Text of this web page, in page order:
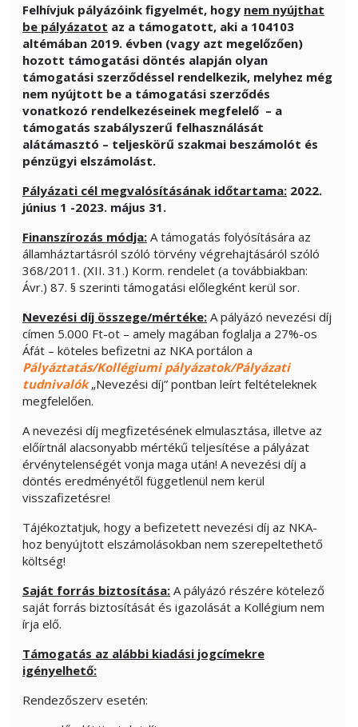
Felhívjuk pályázóink figyelmét, hogy nem nyújthat
be pályázatot az a támogatott, aki a 104103
altémában 2019. évben (vagy azt megelőzően)
hozott támogatási döntés alapján olyan
támogatási szerződéssel rendelkezik, melyhez még
nem nyújtott be a támogatási szerződés
vonatkozó rendelkezéseinek megfelelő – a
támogatás szabályszerű felhasználását
alátámasztó – teljeskörű szakmai beszámolót és
pénzügyi elszámolást.
Pályázati cél megvalósításának időtartama: 2022.
június 1 -2023. május 31.
Finanszírozás módja: A támogatás folyósítására az
államháztartásról szóló törvény végrehajtásáról szóló
368/2011. (XII. 31.) Korm. rendelet (a továbbiakban:
Ávr.) 87. § szerinti támogatási előlegként kerül sor.
Nevezési díj összege/mértéke: A pályázó nevezési díj
címen 5.000 Ft-ot – amely magában foglalja a 27%-os
Áfát – köteles befizetni az NKA portálon a
Pályáztatás/Kollégiumi pályázatok/Pályázati
tudnivalók „Nevezési díj” pontban leírt feltételeknek
megfelelően.
A nevezési díj megfizetésének elmulasztása, illetve az
előírtnál alacsonyabb mértékű teljesítése a pályázat
érvénytelenségét vonja maga után! A nevezési díj a
döntés eredményétől függetlenül nem kerül
visszafizetésre!
Tájékoztatjuk, hogy a befizetett nevezési díj az NKA-
hoz benyújtott elszámolásokban nem szerepeltethető
költség!
Saját forrás biztosítása: A pályázó részére kötelező
saját forrás biztosítását és igazolását a Kollégium nem
írja elő.
Támogatás az alábbi kiadási jogcímekre
igényelhető:
Rendezőszerv esetén: